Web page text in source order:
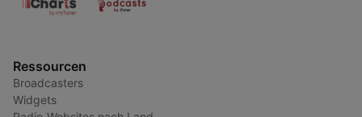
Ressourcen
Broadcasters
Widgets